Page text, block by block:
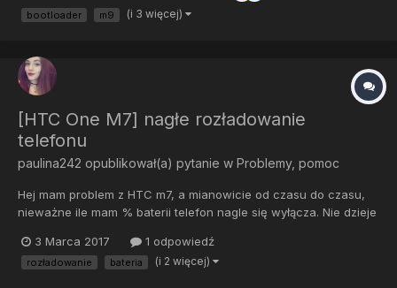
bootloader m9 (i 3 więcej)
[HTC One M7] nagłe rozładowanie
telefonu
paulina242 opublikował(a) pytanie w Problemy, pomoc
Hej mam problem z HTC m7, a mianowicie od czasu do czasu,
nieważne ile mam % baterii telefon nagle się wyłącza. Nie dzieje
telefonu, wskaźnik baterii pokazuje zazwyczaj 1/2%. Dodam, że
bateria została wymieniona na nową, z góry dzięki
3 Marca 2017 1 odpowiedź
rozładowanie bateria (i 2 więcej)